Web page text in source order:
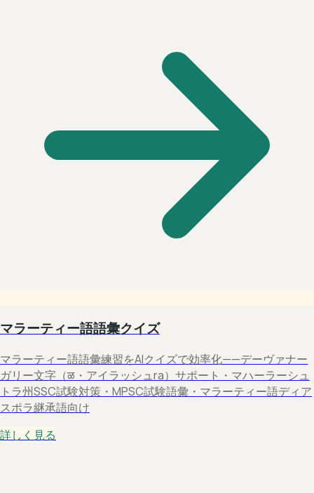
マラーティー語語彙クイズ
マラーティー語語彙練習をAIクイズで効率化——デーヴァナー
ガリー文字（ळ・アイラッシュra）サポート・マハーラーシュ
トラ州SSC試験対策・MPSC試験語彙・マラーティー語ディア
スポラ継承語向け
詳しく見る